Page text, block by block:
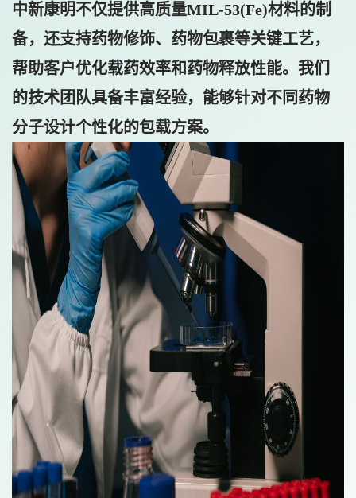
中新康明不仅提供高质量MIL-53(Fe)材料的制
备，还支持药物修饰、药物包裹等关键工艺，
帮助客户优化载药效率和药物释放性能。我们
的技术团队具备丰富经验，能够针对不同药物
分子设计个性化的包载方案。